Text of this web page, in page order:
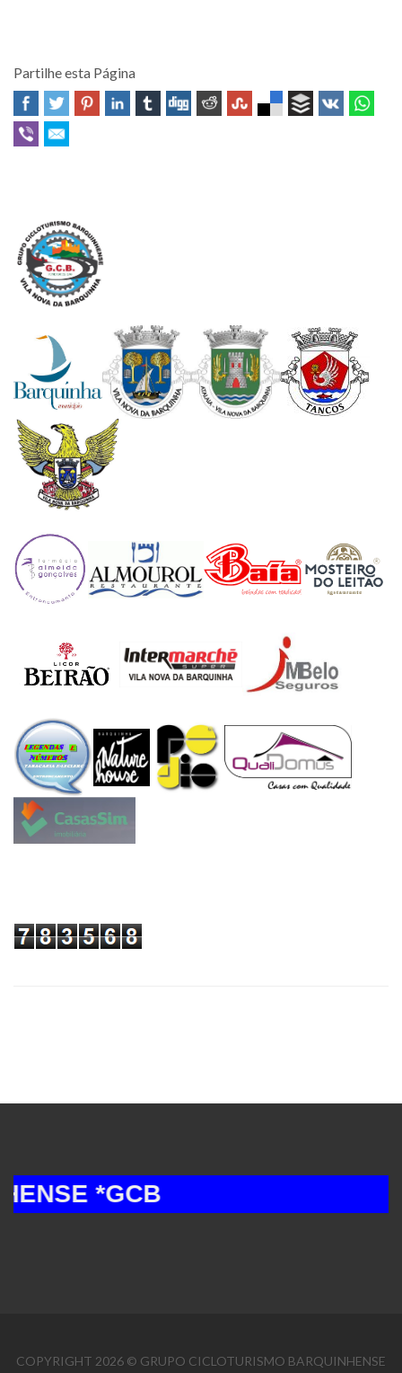
Partilhe esta Página
*GCB
COPYRIGHT 2026 © GRUPO CICLOTURISMO BARQUINHENSE